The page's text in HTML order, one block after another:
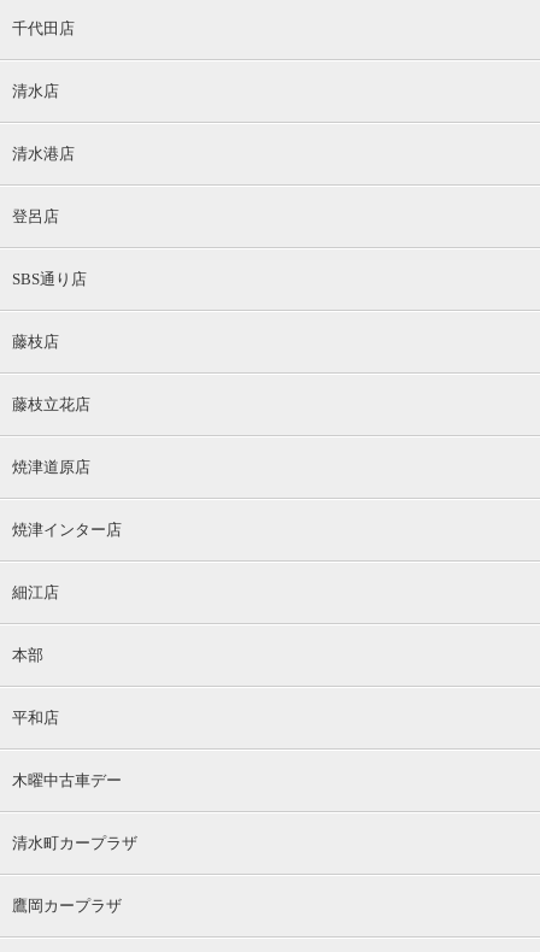
千代田店
清水店
清水港店
登呂店
SBS通り店
藤枝店
藤枝立花店
焼津道原店
焼津インター店
細江店
本部
平和店
木曜中古車デー
清水町カープラザ
鷹岡カープラザ